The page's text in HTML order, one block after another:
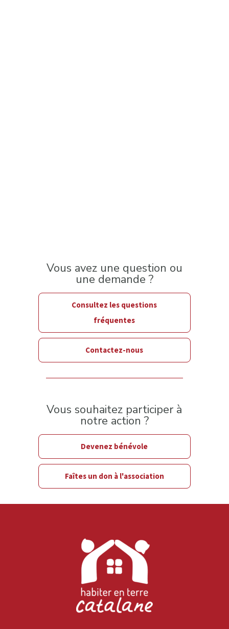
Vous avez une question ou
une demande ?
Consultez les questions
fréquentes
Contactez-nous
Vous souhaitez participer à
notre action ?
Devenez bénévole
Faîtes un don à l'association